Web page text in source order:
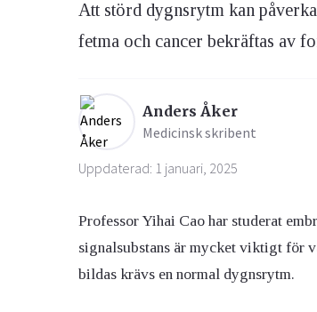
Ögon & Öron
Att störd dygnsrytm kan
fetma och cancer bekräftas av
Anders Åker
Medicinsk skribent
Uppdaterad: 1 januari, 2025
Professor Yihai Cao har studerat
signalsubstans är mycket viktigt för
bildas krävs en normal dygnsrytm.